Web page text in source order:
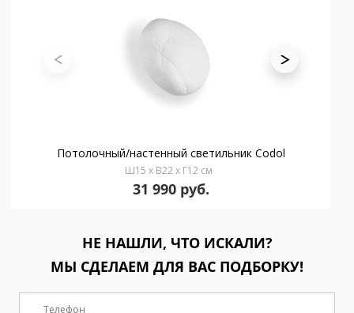
Потолочный/настенный светильник Codol
Ш15 x В22 x Г12 см
31 990 руб.
НЕ НАШЛИ, ЧТО ИСКАЛИ?
МЫ СДЕЛАЕМ ДЛЯ ВАС ПОДБОРКУ!